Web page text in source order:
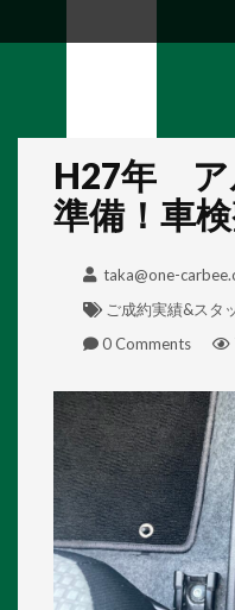
H27年
準備！車
taka@one-
ご成約実績&スタ
0 Comments